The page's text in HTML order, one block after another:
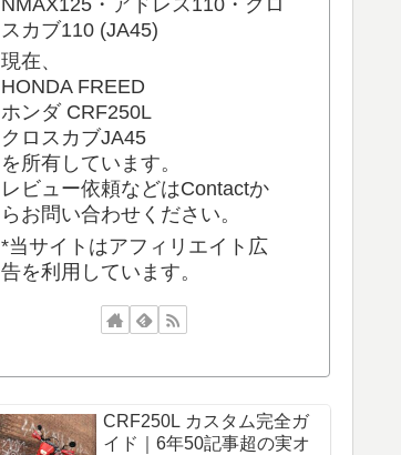
NMAX125・アドレス110・クロ
スカブ110 (JA45)
現在、
HONDA FREED
ホンダ CRF250L
クロスカブJA45
を所有しています。
レビュー依頼などはContactか
らお問い合わせください。
*当サイトはアフィリエイト広
告を利用しています。
CRF250L カスタム完全ガ
イド｜6年50記事超の実オ